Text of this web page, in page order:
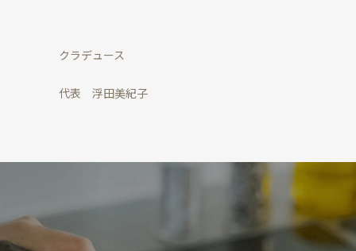
クラデュース
代表 浮田美紀子
NT ACT